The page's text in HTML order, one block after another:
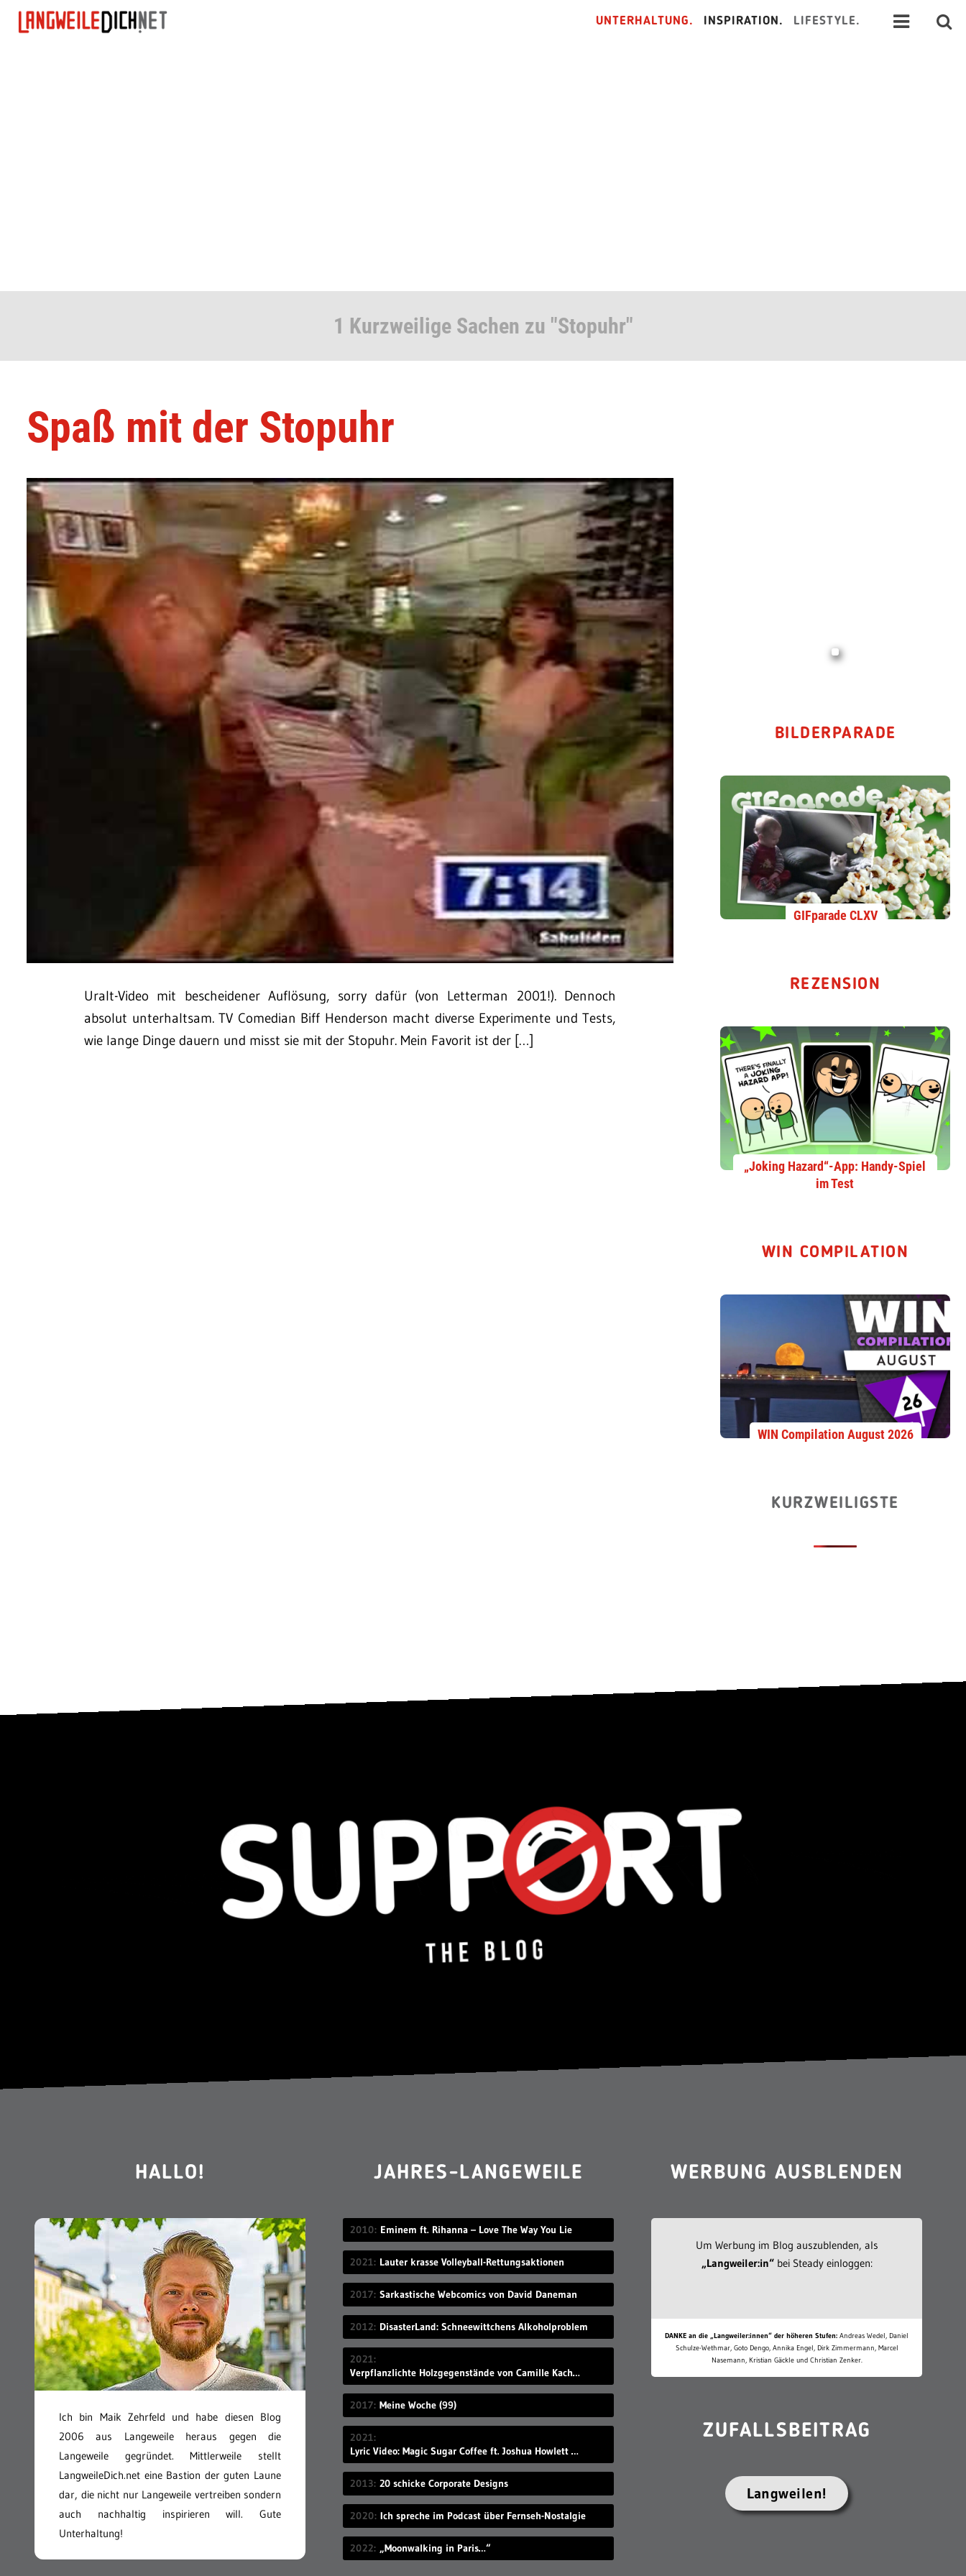
UNTERHALTUNG. INSPIRATION. LIFESTYLE.
1 Kurzweilige Sachen zu "Stopuhr"
Spaß mit der Stopuhr
Uralt-Video mit bescheidener Auflösung, sorry dafür (von Letterman 2001!). Dennoch
absolut unterhaltsam. TV Comedian Biff Henderson macht diverse Experimente und Tests,
wie lange Dinge dauern und misst sie mit der Stopuhr. Mein Favorit ist der […]
BILDERPARADE
GIFparade CLXV
REZENSION
„Joking Hazard“-App: Handy-Spiel
im Test
WIN COMPILATION
WIN Compilation August 2026
KURZWEILIGSTE
HALLO!
Ich bin Maik Zehrfeld und habe diesen Blog
2006 aus Langeweile heraus gegen die
Langeweile gegründet. Mittlerweile stellt
LangweileDich.net eine Bastion der guten Laune
dar, die nicht nur Langeweile vertreiben sondern
auch nachhaltig inspirieren will. Gute
Unterhaltung!
JAHRES-LANGEWEILE
2010 Eminem ft. Rihanna – Love The Way You Lie
2021 Lauter krasse Volleyball-Rettungsaktionen
2017 Sarkastische Webcomics von David Daneman
2012 DisasterLand: Schneewittchens Alkoholproblem
2021
Verpflanzlichte Holzgegenstände von Camille Kachani
2017 Meine Woche (99)
2021
Lyric Video: Magic Sugar Coffee ft. Joshua Howlett – „Blkout“
2013 20 schicke Corporate Designs
2020 Ich spreche im Podcast über Fernseh-Nostalgie
2022 „Moonwalking in Paris…“
WERBUNG AUSBLENDEN
Um Werbung im Blog auszublenden, als
„Langweiler:in“bei Steady einloggen:
DANKE an die „Langweiler:innen“ der höheren Stufen: Andreas Wedel, Daniel
Schulze-Wethmar, Goto Dengo, Annika Engel, Dirk Zimmermann, Marcel
Nasemann, Kristian Gäckle und Christian Zenker.
ZUFALLSBEITRAG
Langweilen!